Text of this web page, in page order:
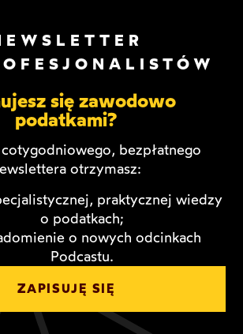
się zawodowo
podatkami?
bezpłatnego
otrzymasz:
praktycznej wiedzy
o podatkach;
o nowych odcinkach
Podcastu.
ZAPISUJĘ SIĘ